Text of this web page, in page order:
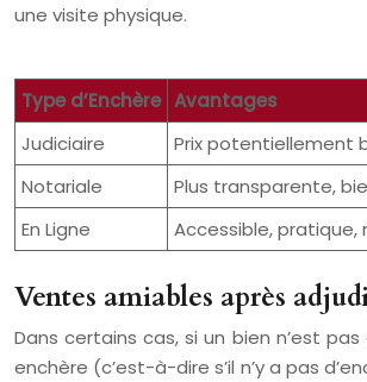
une visite physique.
Type d’Enchère Avantages
Judiciaire
Prix potentiellement
Notariale
Plus transparente,
En Ligne
Accessible, pratique,
Ventes amiables après
Dans certains cas, si un bien n’est pas
enchère (c’est-à-dire s’il n’y a pas